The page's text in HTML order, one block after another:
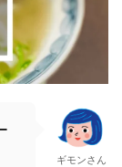
ギモンさん